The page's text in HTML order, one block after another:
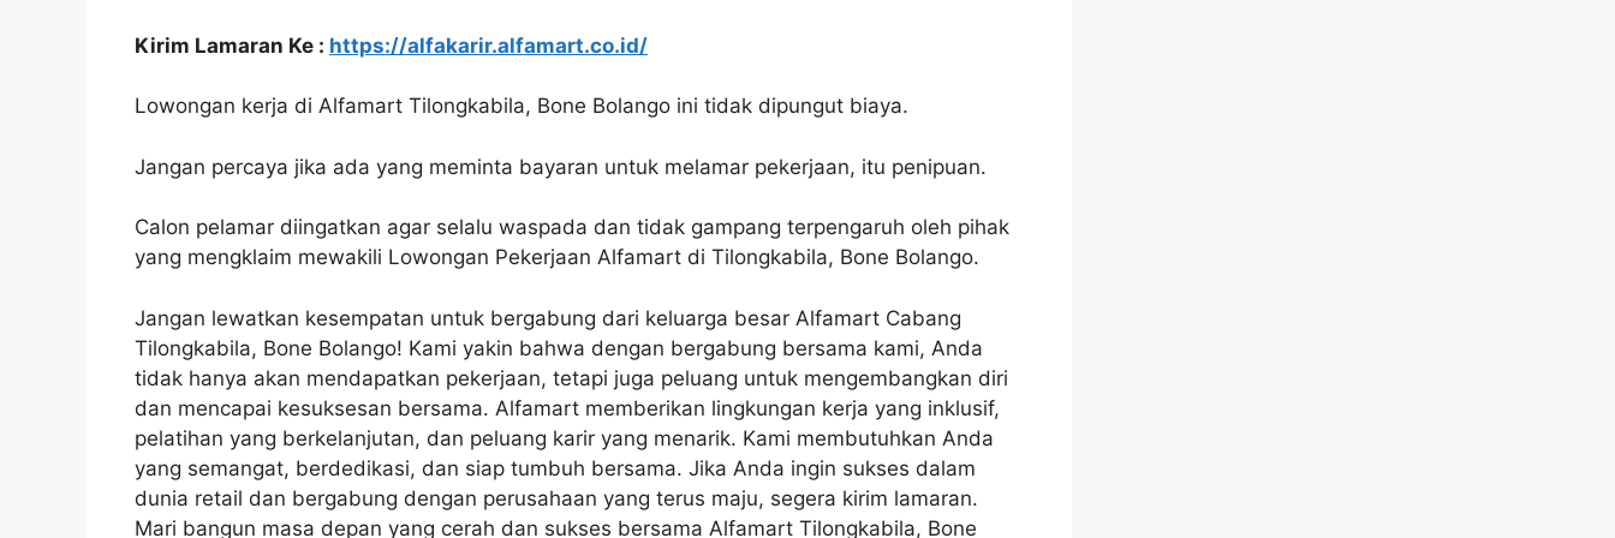
Kirim Lamaran Ke : https://alfakarir.alfamart.co.id/
Lowongan kerja di Alfamart Tilongkabila, Bone Bolango ini tidak dipungut biaya.
Jangan percaya jika ada yang meminta bayaran untuk melamar pekerjaan, itu penipuan.
Calon pelamar diingatkan agar selalu waspada dan tidak gampang terpengaruh oleh pihak
yang mengklaim mewakili Lowongan Pekerjaan Alfamart di Tilongkabila, Bone Bolango.
Jangan lewatkan kesempatan untuk bergabung dari keluarga besar Alfamart Cabang
Tilongkabila, Bone Bolango! Kami yakin bahwa dengan bergabung bersama kami, Anda
tidak hanya akan mendapatkan pekerjaan, tetapi juga peluang untuk mengembangkan diri
dan mencapai kesuksesan bersama. Alfamart memberikan lingkungan kerja yang inklusif,
pelatihan yang berkelanjutan, dan peluang karir yang menarik. Kami membutuhkan Anda
yang semangat, berdedikasi, dan siap tumbuh bersama. Jika Anda ingin sukses dalam
dunia retail dan bergabung dengan perusahaan yang terus maju, segera kirim lamaran.
Mari bangun masa depan yang cerah dan sukses bersama Alfamart Tilongkabila, Bone